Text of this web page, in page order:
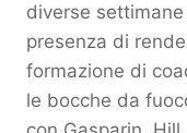
diverse
presenza di
formazione di
le bocche da